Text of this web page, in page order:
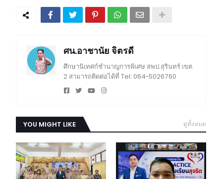
ศน.อาชานัย จิตรดี
ศึกษานิเทศก์ชำนาญการพิเศษ สพป.สุรินทร์ เขต
2 สามารถติดต่อได้ที่ Tel: 064-5026760
YOU MIGHT LIKE ดูทั้งหมด